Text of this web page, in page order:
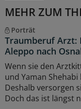
MEHR ZUM
Porträt
Traumberuf Arzt:
Aleppo nach
Wenn sie den
und Yaman
Deshalb versorgen
Doch das ist längst